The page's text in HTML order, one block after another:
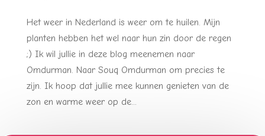
Het weer in Nederland is weer om te huilen. Mijn
planten hebben het wel naar hun zin door de regen
;) Ik wil jullie in deze blog meenemen naar
Omdurman. Naar Souq Omdurman om precies te
zijn. Ik hoop dat jullie mee kunnen genieten van de
zon en warme weer op de...